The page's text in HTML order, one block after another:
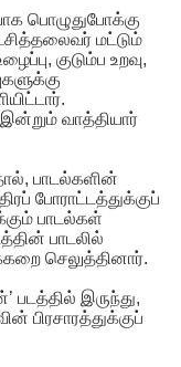
பொழுதுபோக்கு
மட்டும்
குடும்ப உறவு,
வாத்தியார்
பாடல்களின்
போராட்டத்துக்குப்
பாடல்கள்
பாடலில்
செலுத்தினார்.
இருந்து,
பிரசாரத்துக்குப்